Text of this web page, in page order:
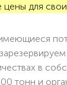
цены для
в
тонн и